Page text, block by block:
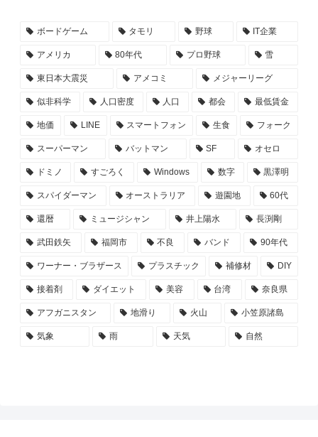
ボードゲーム タモリ 野球 IT企業
アメリカ 80年代 プロ野球 雪
東日本大震災 アメコミ メジャーリーグ
似非科学 人口密度 人口 都会 最低賃金
地価 LINE スマートフォン 生食 フォーク
スーパーマン バットマン SF オセロ
ドミノ すごろく Windows 数字 黒澤明
スパイダーマン オーストラリア 遊園地 60代
還暦 ミュージシャン 井上陽水 長渕剛
武田鉄矢 福岡市 不良 バンド 90年代
ワーナー・ブラザース プラスチック 補修材 DIY
接着剤 ダイエット 美容 台湾 奈良県
アフガニスタン 地滑り 火山 小笠原諸島
気象 雨 天気 自然